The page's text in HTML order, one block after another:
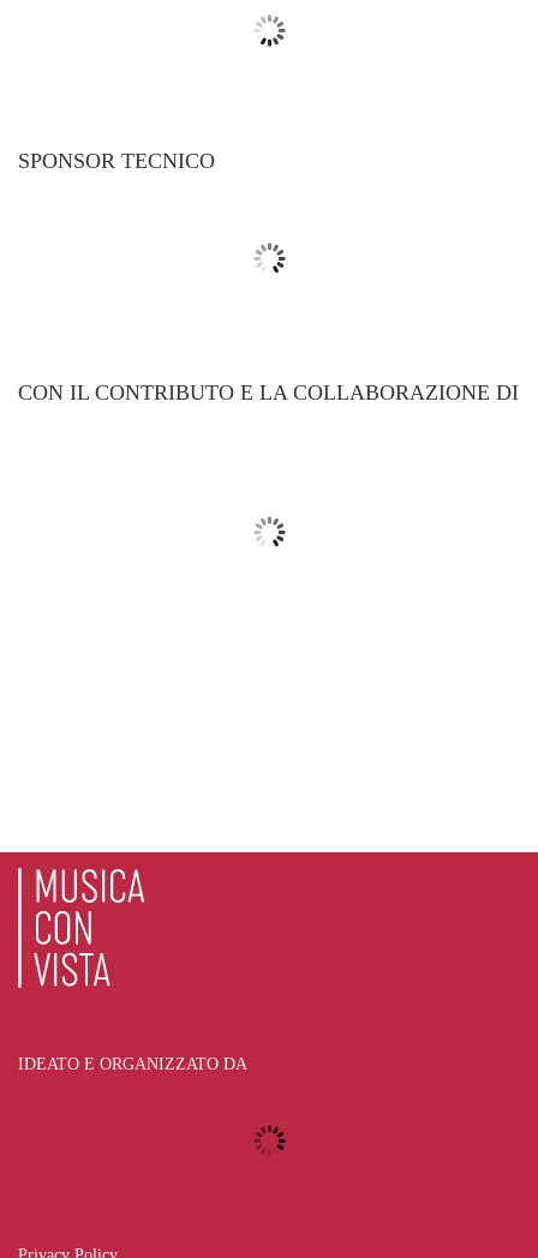
SPONSOR TECNICO
CON IL CONTRIBUTO E LA COLLABORAZIONE DI
IDEATO E ORGANIZZATO DA